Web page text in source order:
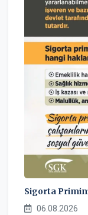
Sigorta
06.08.2026